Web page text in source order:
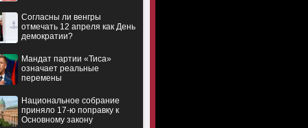
Согласны ли венгры
отмечать 12 апреля как День
демократии?
Мандат партии «Тиса»
означает реальные
перемены
Национальное собрание
приняло 17-ю поправку к
Основному закону